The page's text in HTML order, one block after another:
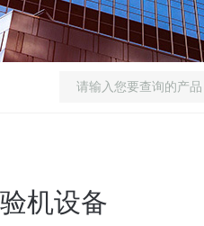
机设备